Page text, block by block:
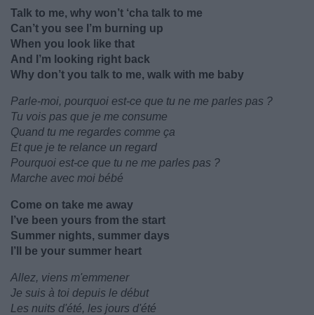
Talk to me, why won’t ‘cha talk to me
Can’t you see I’m burning up
When you look like that
And I’m looking right back
Why don’t you talk to me, walk with me baby
Parle-moi, pourquoi est-ce que tu ne me parles pas ?
Tu vois pas que je me consume
Quand tu me regardes comme ça
Et que je te relance un regard
Pourquoi est-ce que tu ne me parles pas ?
Marche avec moi bébé
Come on take me away
I’ve been yours from the start
Summer nights, summer days
I’ll be your summer heart
Allez, viens m'emmener
Je suis à toi depuis le début
Les nuits d'été, les jours d'été